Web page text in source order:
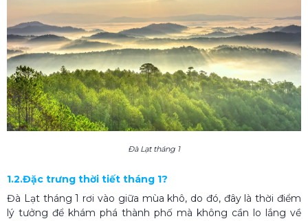
Đà Lạt tháng 1
1.2.Đặc trưng thời tiết tháng 1?
Đà Lạt tháng 1 rơi vào giữa mùa khô, do đó, đây là thời điểm
lý tưởng để khám phá thành phố mà không cần lo lắng về